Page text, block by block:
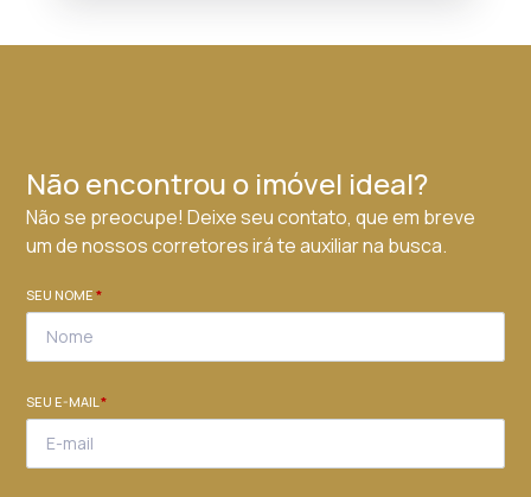
Não encontrou o imóvel ideal?
Não se preocupe! Deixe seu contato, que em breve
um de nossos corretores irá te auxiliar na busca.
SEU NOME*
SEU E-MAIL*